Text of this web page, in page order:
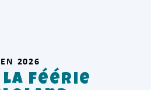
EN 2026
la féérie